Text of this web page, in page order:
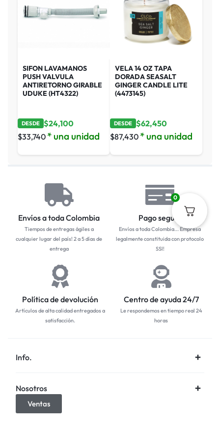
SIFON LAVAMANOS
PUSH VALVULA
ANTIRETORNO GIRABLE
UDUKE (HT4322)
DESDE $24,100
$33,740 * una unidad
VELA 14 OZ TAPA
DORADA SEASALT
GINGER CANDLE LITE
(4473145)
DESDE $62,450
$87,430 * una unidad
Envíos a toda Colombia
Tiempos de entregas ágiles a
cualquier lugar del país! 2 a 5 días de
entrega
Pago seguro
Envíos a toda Colombia... Empresa
legalmente constituida con protocolo
SSl!
Política de devolución
Artículos de alta calidad entregados a
satisfacción.
Centro de ayuda 24/7
Le respondemos en tiempo real 24
horas
Info.
Nosotros
Ventas
0